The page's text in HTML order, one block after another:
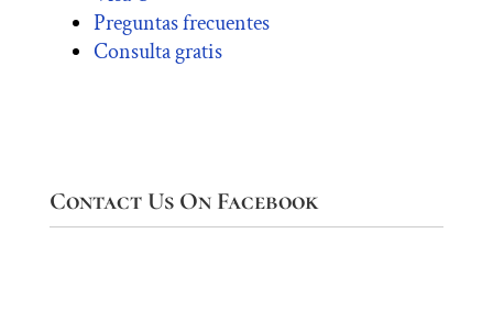
Preguntas frecuentes
Consulta gratis
Contact Us On Facebook